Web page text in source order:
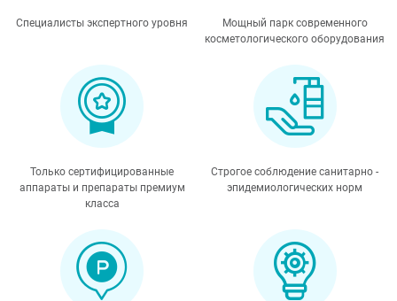
Специалисты экспертного уровня
Мощный парк современного
косметологического оборудования
Только сертифицированные
аппараты и препараты премиум
класса
Строгое соблюдение санитарно -
эпидемиологических норм